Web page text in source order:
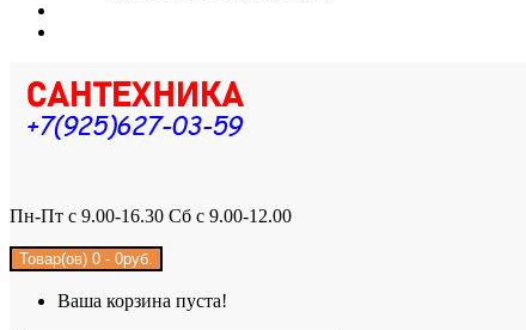
Пн-Пт с 9.00-16.30 Сб с 9.00-12.00
Товар(ов) 0 - 0руб.
Ваша корзина пуста!